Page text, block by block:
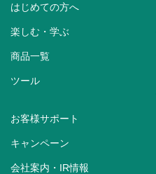
はじめての方へ
楽しむ・学ぶ
商品一覧
ツール
お客様サポート
キャンペーン
会社案内・IR情報